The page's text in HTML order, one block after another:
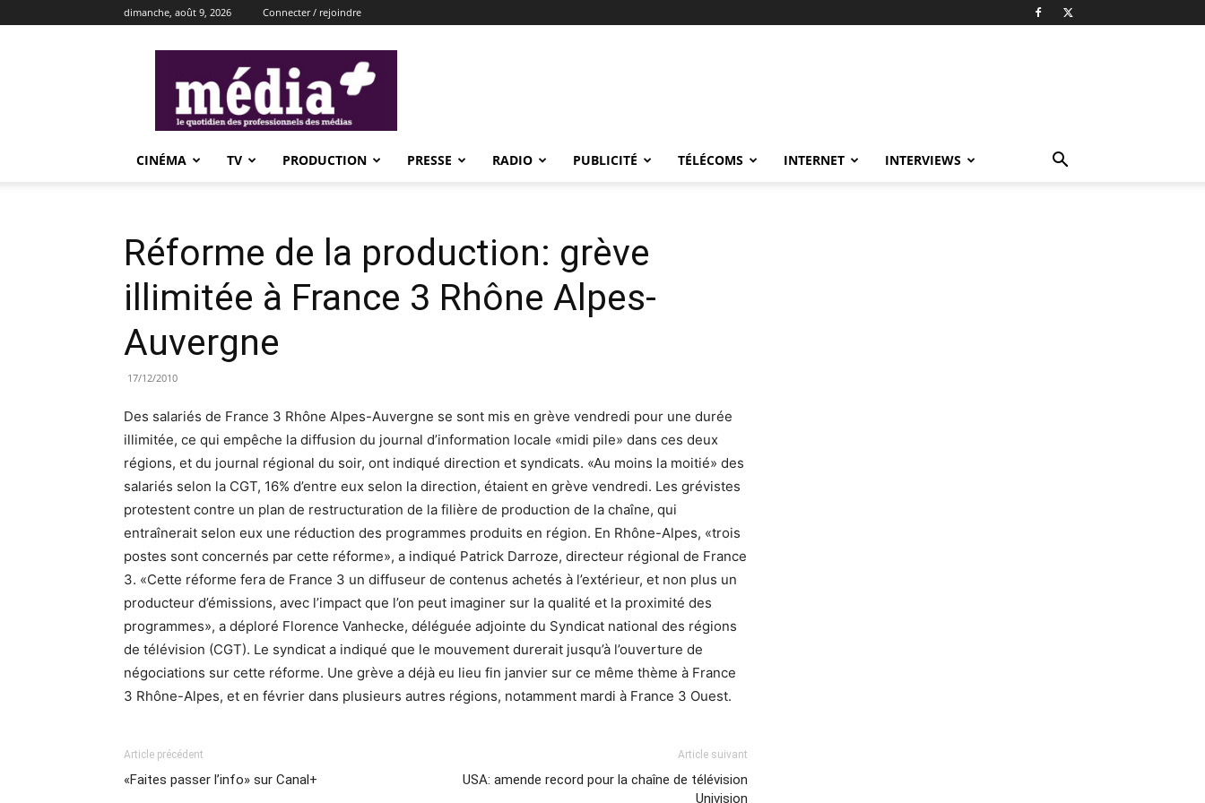
dimanche, août 9, 2026 Connecter / rejoindre
CINÉMA TV PRODUCTION PRESSE RADIO PUBLICITÉ TÉLÉCOMS INTERNET INTERVIEWS
Réforme de la production: grève
illimitée à France 3 Rhône Alpes-
Auvergne
17/12/2010
Des salariés de France 3 Rhône Alpes-Auvergne se sont mis en grève vendredi pour une durée
illimitée, ce qui empêche la diffusion du journal d’information locale «midi pile» dans ces deux
régions, et du journal régional du soir, ont indiqué direction et syndicats. «Au moins la moitié» des
salariés selon la CGT, 16% d’entre eux selon la direction, étaient en grève vendredi. Les grévistes
protestent contre un plan de restructuration de la filière de production de la chaîne, qui
entraînerait selon eux une réduction des programmes produits en région. En Rhône-Alpes, «trois
postes sont concernés par cette réforme», a indiqué Patrick Darroze, directeur régional de France
3. «Cette réforme fera de France 3 un diffuseur de contenus achetés à l’extérieur, et non plus un
producteur d’émissions, avec l’impact que l’on peut imaginer sur la qualité et la proximité des
programmes», a déploré Florence Vanhecke, déléguée adjointe du Syndicat national des régions
de télévision (CGT). Le syndicat a indiqué que le mouvement durerait jusqu’à l’ouverture de
négociations sur cette réforme. Une grève a déjà eu lieu fin janvier sur ce même thème à France
3 Rhône-Alpes, et en février dans plusieurs autres régions, notamment mardi à France 3 Ouest.
Article précédent
«Faites passer l’info» sur Canal+
Article suivant
USA: amende record pour la chaîne de télévision
Univision